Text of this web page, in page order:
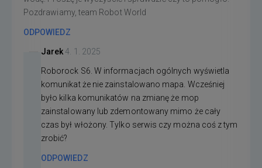
Pozdrawiamy, team Robot World
ODPOWIEDZ
Jarek 4. 1. 2025
Roborock S6. W informacjach ogólnych wyświetla
komunikat że nie zainstalowano mapa. Wcześniej
było kilka komunikatów na zmianę że mop
zainstalowany lub zdemontowany mimo że cały
czas był włożony. Tylko serwis czy można coś z tym
zrobić?
ODPOWIEDZ